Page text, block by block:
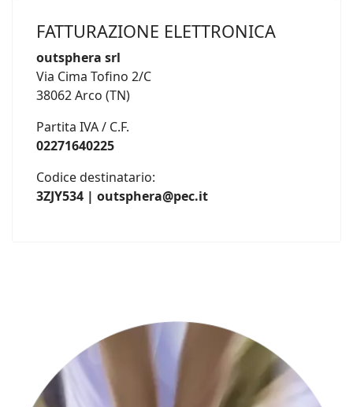
FATTURAZIONE ELETTRONICA
outsphera srl
Via Cima Tofino 2/C
38062 Arco (TN)
Partita IVA / C.F.
02271640225
Codice destinatario:
3ZJY534 | outsphera@pec.it